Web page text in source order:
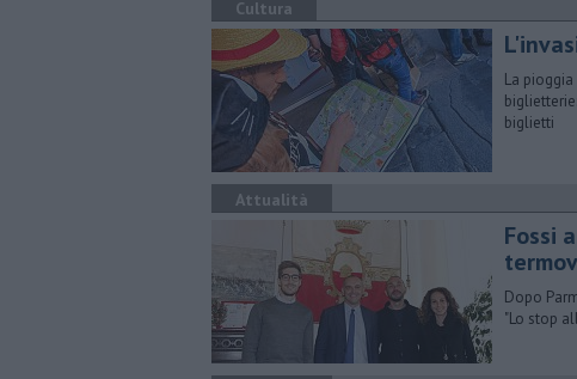
Cultura
La
biglietti
Attualità
Fossi
Dopo
"Lo stop